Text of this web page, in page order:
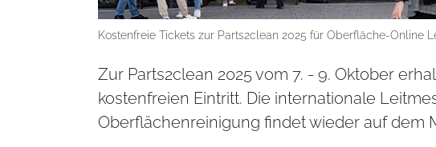
Kostenfreie Tickets zur Parts2clean 2025 für Oberfläche-Online
Zur Parts2clean 2025 vom 7. - 9. Oktober
kostenfreien Eintritt. Die internationale
Oberflächenreinigung findet wieder auf dem